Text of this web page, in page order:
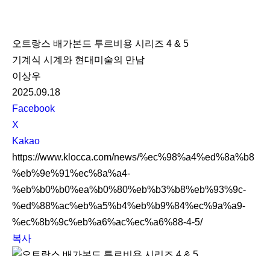
O
C
오트랑스 배가본드 투르비용 시리즈 4 & 5
기계식 시계와 현대미술의 만남
이상우
2025.09.18
S
N
S
S
h
a
r
e
Facebook
X
Kakao
https://www.klocca.com/news/%ec%98%a4%ed%8a%b8
%eb%9e%91%ec%8a%a4-
%eb%b0%b0%ea%b0%80%eb%b3%b8%eb%93%9c-
%ed%88%ac%eb%a5%b4%eb%b9%84%ec%9a%a9-
%ec%8b%9c%eb%a6%ac%ec%a6%88-4-5/
복사